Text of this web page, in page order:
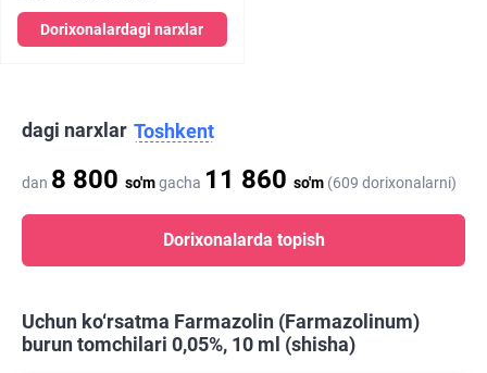
Dorixonalardagi narxlar
dagi narxlar Toshkent
dan 8 800 so'mgacha 11 860 so'm (609 dorixonalarni)
Dorixonalarda topish
Uchun ko‘rsatma Farmazolin (Farmazolinum)
burun tomchilari 0,05%, 10 ml (shisha)